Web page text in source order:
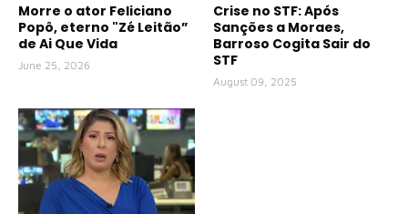
Morre o ator Feliciano
Popô, eterno "Zé Leitão”
de Ai Que Vida
June 25, 2026
Crise no STF: Após
Sanções a Moraes,
Barroso Cogita Sair do
STF
August 09, 2025